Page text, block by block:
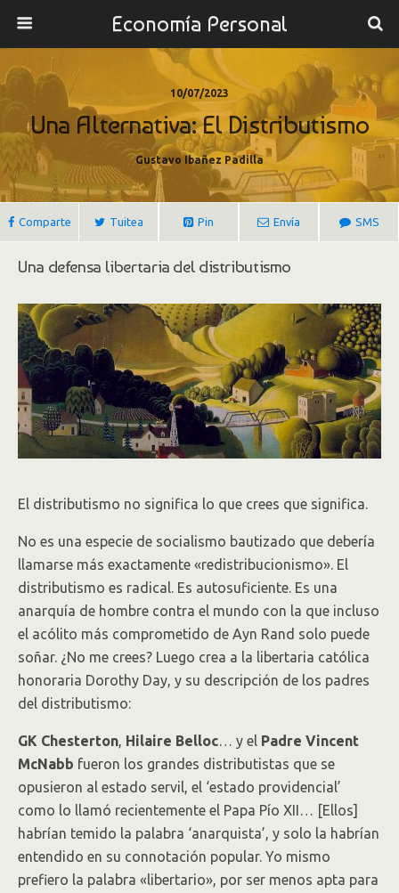
Economía Personal
10/07/2023
Una Alternativa: El Distributismo
Gustavo Ibañez Padilla
Comparte Tuitea Pin Envía SMS
Una defensa libertaria del distributismo
El distributismo no significa lo que crees que significa.
No es una especie de socialismo bautizado que debería
llamarse más exactamente «redistribucionismo». El
distributismo es radical. Es autosuficiente. Es una
anarquía de hombre contra el mundo con la que incluso
el acólito más comprometido de Ayn Rand solo puede
soñar. ¿No me crees? Luego crea a la libertaria católica
honoraria Dorothy Day, y su descripción de los padres
del distributismo:
GK Chesterton, Hilaire Belloc… y el Padre Vincent
McNabb fueron los grandes distributistas que se
opusieron al estado servil, el ‘estado providencial’
como lo llamó recientemente el Papa Pío XII… [Ellos]
habrían temido la palabra ‘anarquista’, y solo la habrían
entendido en su connotación popular. Yo mismo
prefiero la palabra «libertario», por ser menos apta para